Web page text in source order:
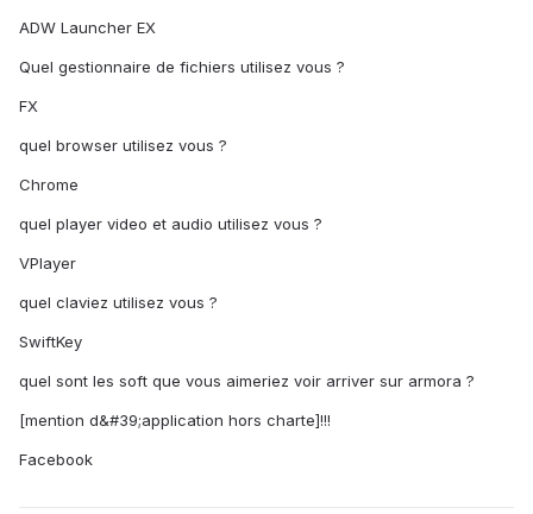
ADW Launcher EX
Quel gestionnaire de fichiers utilisez vous ?
FX
quel browser utilisez vous ?
Chrome
quel player video et audio utilisez vous ?
VPlayer
quel claviez utilisez vous ?
SwiftKey
quel sont les soft que vous aimeriez voir arriver sur armora ?
[mention d&#39;application hors charte]!!!
Facebook